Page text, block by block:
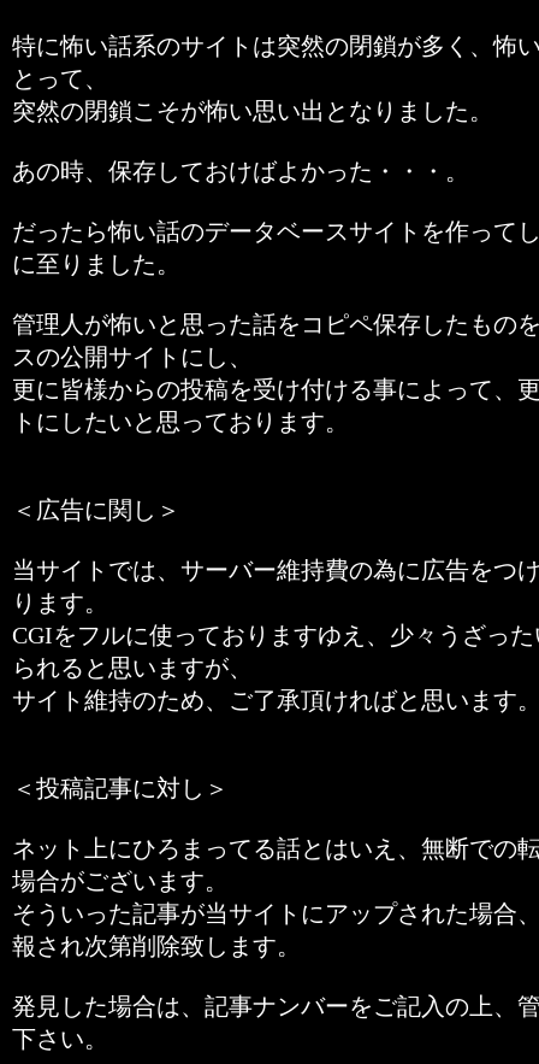
特に怖い話系のサイトは突然の閉鎖が多く、怖
とって、
突然の閉鎖こそが怖い思い出となりました。
あの時、保存しておけばよかった・・・。
だったら怖い話のデータベースサイトを作って
に至りました。
管理人が怖いと思った話をコピペ保存したもの
スの公開サイトにし、
更に皆様からの投稿を受け付ける事によって、
トにしたいと思っております。
＜広告に関し＞
当サイトでは、サーバー維持費の為に広告をつ
ります。
CGIをフルに使っておりますゆえ、少々うざっ
られると思いますが、
サイト維持のため、ご了承頂ければと思います
＜投稿記事に対し＞
ネット上にひろまってる話とはいえ、無断での
場合がございます。
そういった記事が当サイトにアップされた場合
報され次第削除致します。
発見した場合は、記事ナンバーをご記入の上、
下さい。